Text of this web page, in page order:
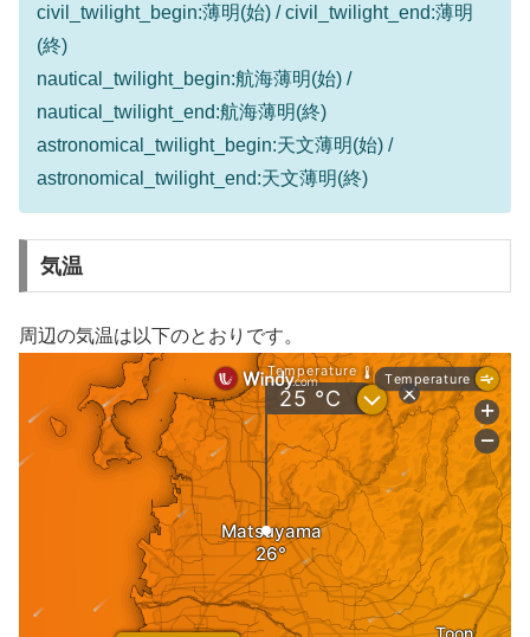
civil_twilight_begin:薄明(始) / civil_twilight_end:薄明
(終)
nautical_twilight_begin:航海薄明(始) /
nautical_twilight_end:航海薄明(終)
astronomical_twilight_begin:天文薄明(始) /
astronomical_twilight_end:天文薄明(終)
気温
周辺の気温は以下のとおりです。